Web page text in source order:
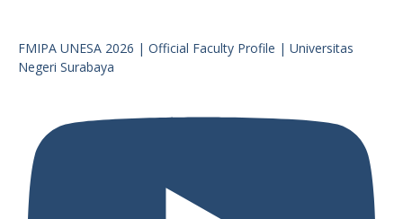
FMIPA UNESA 2026 | Official Faculty Profile | Universitas
Negeri Surabaya